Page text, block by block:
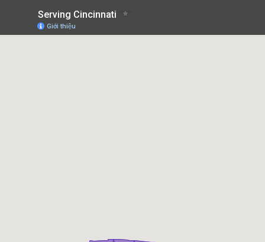
Serving Cincinnati
Giới thiệu